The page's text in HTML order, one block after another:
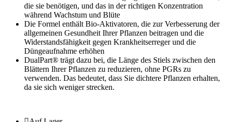
die sie benötigen, und das in der richtigen Konzentration
während Wachstum und Blüte
Die Formel enthält Bio-Aktivatoren, die zur Verbesserung der
allgemeinen Gesundheit Ihrer Pflanzen beitragen und die
Widerstandsfähigkeit gegen Krankheitserreger und die
Düngeaufnahme erhöhen
DualPart® trägt dazu bei, die Länge des Stiels zwischen den
Blättern Ihrer Pflanzen zu reduzieren, ohne PGRs zu
verwenden. Das bedeutet, dass Sie dichtere Pflanzen erhalten,
da sie sich weniger strecken.